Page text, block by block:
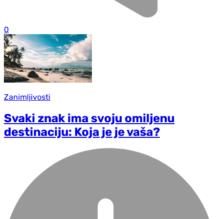
0
Zanimljivosti
Svaki znak ima svoju omiljenu
destinaciju: Koja je je vaša?